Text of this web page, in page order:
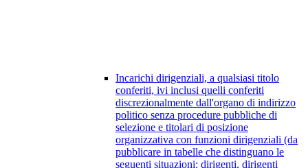
Incarichi dirigenziali, a qualsiasi titolo
conferiti, ivi inclusi quelli conferiti
discrezionalmente dall'organo di indirizzo
politico senza procedure pubbliche di
selezione e titolari di posizione
organizzativa con funzioni dirigenziali (da
pubblicare in tabelle che distinguano le
seguenti situazioni: dirigenti, dirigenti